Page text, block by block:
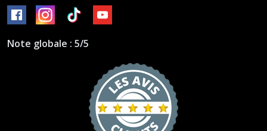
Note globale : 5/5